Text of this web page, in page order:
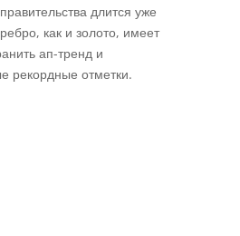
длится уже
как и золото, имеет
ап-тренд и
рекордные отметки.